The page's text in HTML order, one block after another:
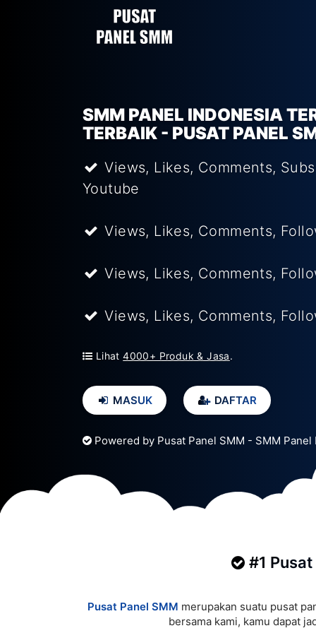
SMM PANEL INDONESIA
TERBAIK - PUSAT PANEL
Views, Likes, Comments,
Youtube
Views, Likes, Comments,
Views, Likes, Comments,
Views, Likes, Comments,
Lihat4000+ Produk & Jasa.
MASUK DAFTAR
Powered by Pusat Panel SMM - SMM
#1
Pusat Panel SMM merupakan suatu pusat
bersama kami, kamu dapat